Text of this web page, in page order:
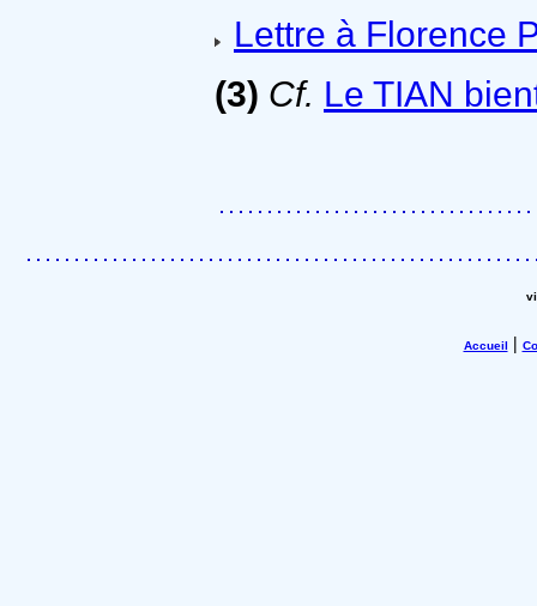
Lettre à Florence
(3) Cf. Le TIAN
Accueil |